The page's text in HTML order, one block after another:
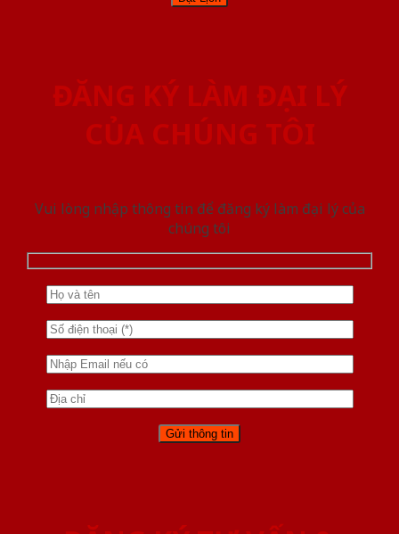
ĐĂNG KÝ LÀM ĐẠI LÝ
CỦA CHÚNG TÔI
Vui lòng nhập thông tin để đăng ký làm đại lý của
chúng tôi